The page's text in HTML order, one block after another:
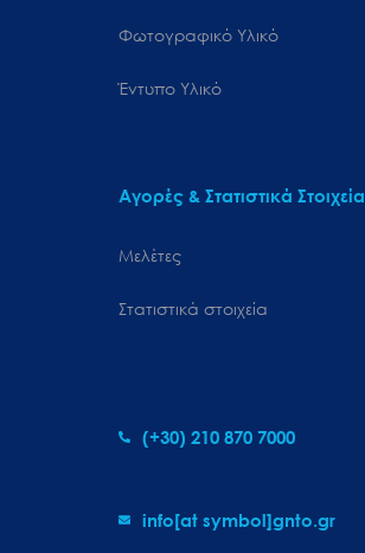
Φωτογραφικό Υλικό
Έντυπο Υλικό
Αγορές & Στατιστικά Στοιχεία
Μελέτες
Στατιστικά στοιχεία
(+30) 210 870 7000
info[at symbol]gnto.gr